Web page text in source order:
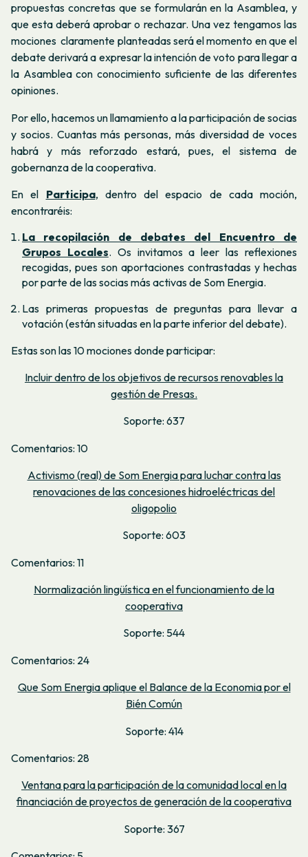
propuestas concretas que se formularán en la Asamblea, y
que esta deberá aprobar o rechazar. Una vez tengamos las
mociones claramente planteadas será el momento en que el
debate derivará a expresar la intención de voto para llegar a
la Asamblea con conocimiento suficiente de las diferentes
opiniones.
Por ello, hacemos un llamamiento a la participación de socias
y socios. Cuantas más personas, más diversidad de voces
habrá y más reforzado estará, pues, el sistema de
gobernanza de la cooperativa.
En el Participa, dentro del espacio de cada moción,
encontraréis:
La recopilación de debates del Encuentro de
Grupos Locales. Os invitamos a leer las reflexiones
recogidas, pues son aportaciones contrastadas y hechas
por parte de las socias más activas de Som Energia.
Las primeras propuestas de preguntas para llevar a
votación (están situadas en la parte inferior del debate).
Estas son las 10 mociones donde participar:
Incluir dentro de los objetivos de recursos renovables la
gestión de Presas.
Soporte: 637
Comentarios: 10
Activismo (real) de Som Energia para luchar contra las
renovaciones de las concesiones hidroeléctricas del
oligopolio
Soporte: 603
Comentarios: 11
Normalización lingüística en el funcionamiento de la
cooperativa
Soporte: 544
Comentarios: 24
Que Som Energia aplique el Balance de la Economia por el
Bién Común
Soporte: 414
Comentarios: 28
Ventana para la participación de la comunidad local en la
financiación de proyectos de generación de la cooperativa
Soporte: 367